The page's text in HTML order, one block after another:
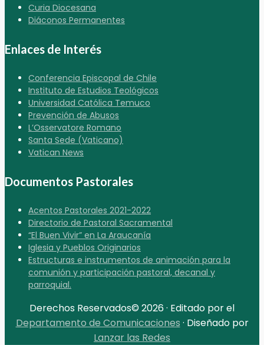
Curia Diocesana
Diáconos Permanentes
Enlaces de Interés
Conferencia Episcopal de Chile
Instituto de Estudios Teológicos
Universidad Católica Temuco
Prevención de Abusos
L’Osservatore Romano
Santa Sede (Vaticano)
Vatican News
Documentos Pastorales
Acentos Pastorales 2021-2022
Directorio de Pastoral Sacramental
“El Buen Vivir” en La Araucanía
Iglesia y Pueblos Originarios
Estructuras e instrumentos de animación para la
comunión y participación pastoral, decanal y
parroquial.
Derechos Reservados© 2026 · Editado por el
Departamento de Comunicaciones · Diseñado por
Lanzar las Redes